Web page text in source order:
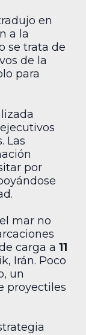
en
a la
se trata de
de la
para
Las
por
mar no
carga a 11
Irán. Poco
un
proyectiles